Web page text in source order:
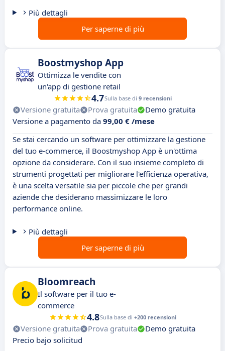
Più dettagli
Per saperne di più
Boostmyshop App
Ottimizza le vendite con
un'app di gestione retail
4.7Sulla base di 9 recensioni
Versione gratuita Prova gratuita
Demo gratuita
Versione a pagamento da 99,00 € /mese
Se stai cercando un software per ottimizzare la gestione
del tuo e-commerce, il Boostmyshop App è un'ottima
opzione da considerare. Con il suo insieme completo di
strumenti progettati per migliorare l'efficienza operativa,
è una scelta versatile sia per piccole che per grandi
aziende che desiderano massimizzare le loro
performance online.
Più dettagli
Per saperne di più
Bloomreach
Il software per il tuo e-
commerce
4.8Sulla base di +200 recensioni
Versione gratuita Prova gratuita
Demo gratuita
Precio bajo solicitud